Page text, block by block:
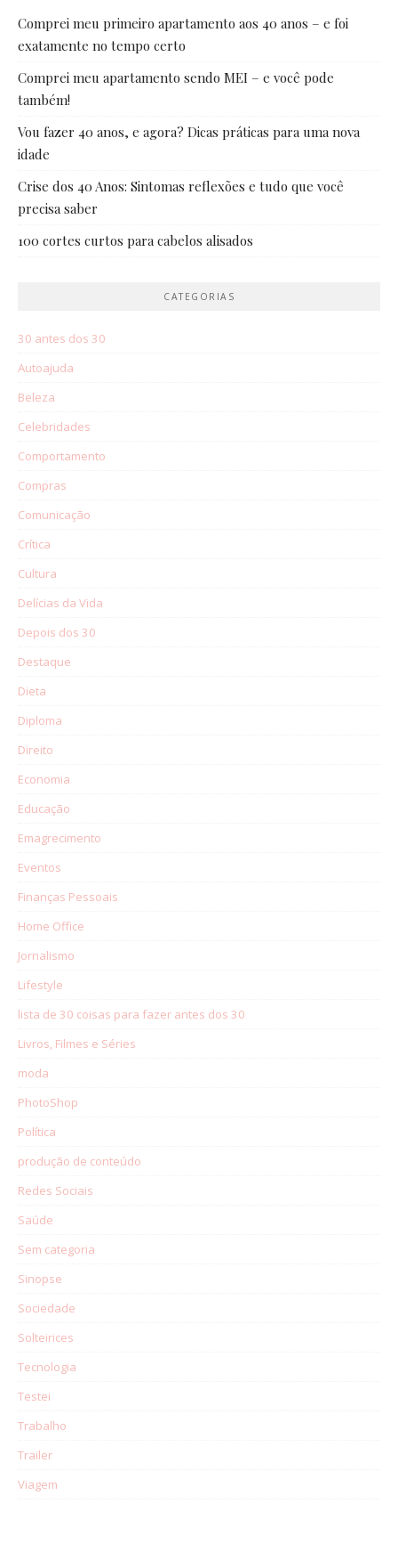
Comprei meu primeiro apartamento aos 40 anos – e foi
exatamente no tempo certo
Comprei meu apartamento sendo MEI – e você pode
também!
Vou fazer 40 anos, e agora? Dicas práticas para uma nova
idade
Crise dos 40 Anos: Sintomas reflexões e tudo que você
precisa saber
100 cortes curtos para cabelos alisados
CATEGORIAS
30 antes dos 30
Autoajuda
Beleza
Celebridades
Comportamento
Compras
Comunicação
Crítica
Cultura
Delícias da Vida
Depois dos 30
Destaque
Dieta
Diploma
Direito
Economia
Educação
Emagrecimento
Eventos
Finanças Pessoais
Home Office
Jornalismo
Lifestyle
lista de 30 coisas para fazer antes dos 30
Livros, Filmes e Séries
moda
PhotoShop
Política
produção de conteúdo
Redes Sociais
Saúde
Sem categoria
Sinopse
Sociedade
Solteirices
Tecnologia
Testei
Trabalho
Trailer
Viagem